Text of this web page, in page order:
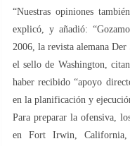
“Nuestras opiniones
explicó, y añadió:
2006, la revista alemana
el sello de Washington,
haber recibido “apoyo
en la planificación y
Para preparar la ofensiva,
en Fort Irwin,